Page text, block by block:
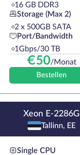
16 GB DDR3
Storage (Max 2)
2 х 500GB SATA
Port/Bandwidth
1Gbps/30 TB
€50/Monat
Bestellen
Xeon E-2286G
Tallinn, EE
Single CPU